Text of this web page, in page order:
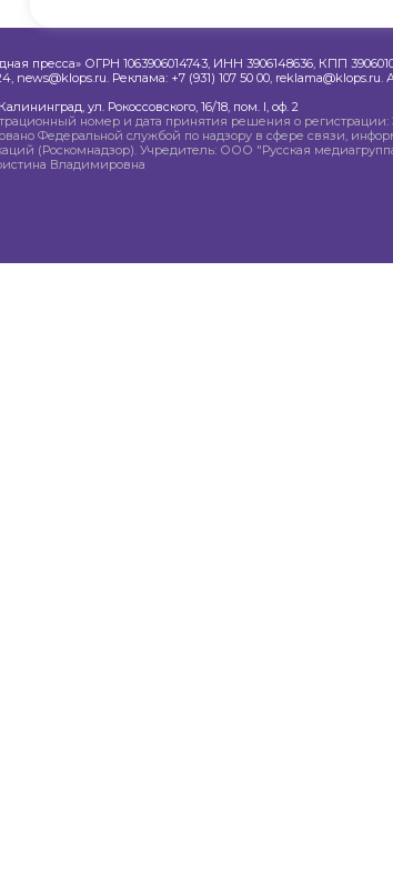
пресса» ОГРН 1063906014743, ИНН 3906148636, КПП
news@klops.ru. Реклама: +7 (931) 107 50 00, reklama@klops.ru.
ул. Рокоссовского, 16/18, пом. I, оф. 2
номер и дата принятия решения о
Федеральной службой по надзору в сфере связи,
(Роскомнадзор). Учредитель: ООО "Русская
Владимировна